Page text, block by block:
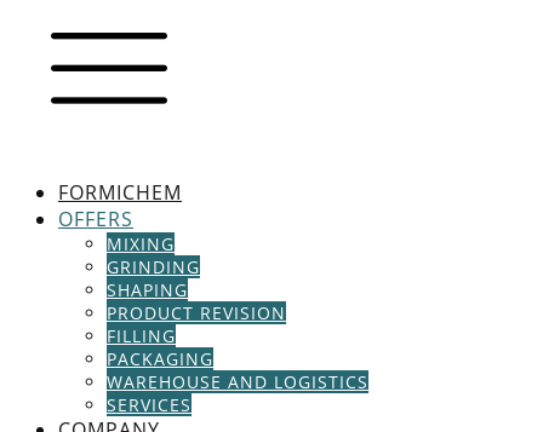
FORMICHEM
OFFERS
MIXING
GRINDING
SHAPING
PRODUCT REVISION
FILLING
PACKAGING
WAREHOUSE AND LOGISTICS
SERVICES